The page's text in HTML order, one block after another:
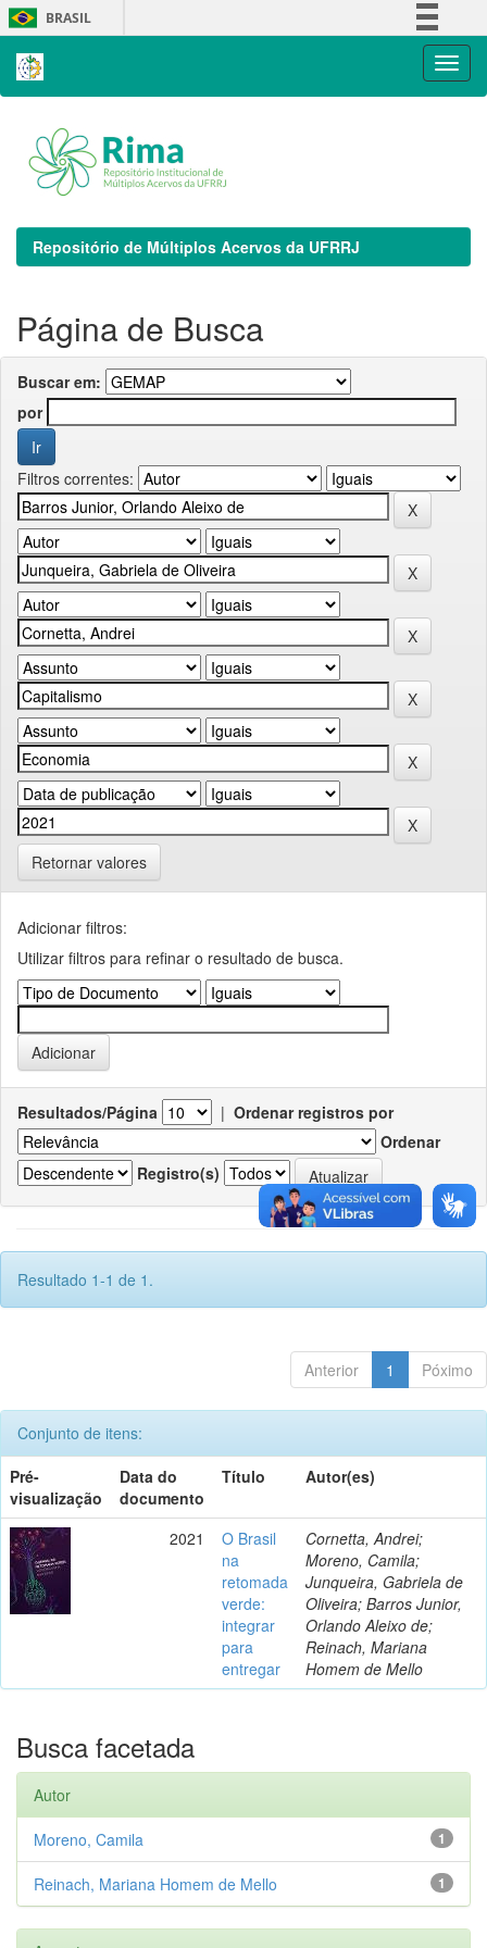
Skip
navigation
BRASIL
Repositório de Múltiplos Acervos da UFRRJ
Página de Busca
Buscar em:
por
Filtros correntes:
Retornar valores
Adicionar filtros:
Utilizar filtros para refinar o resultado de busca.
Resultados/Página | Ordenar registros por
Ordenar
Registro(s)
Resultado 1-1 de 1.
Anterior 1 Póximo
Conjunto de itens:
Pré-
visualização
Data do
documento
Título Autor(es)
2021
O Brasil
na
retomada
verde:
integrar
para
entregar
Cornetta, Andrei;
Moreno, Camila;
Junqueira, Gabriela de
Oliveira; Barros Junior,
Orlando Aleixo de;
Reinach, Mariana
Homem de Mello
Busca facetada
Autor
1
Moreno, Camila
1
Reinach, Mariana Homem de Mello